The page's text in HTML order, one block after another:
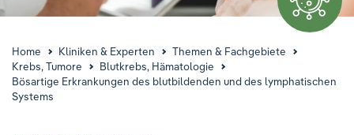
Ausbildung & Studium
Jobs & Karriere
Der Klinikverbund Südwest
Home Kliniken & Experten
Themen & Fachgebiete
Krebs, Tumore
Blutkrebs, Hämatologie
Bösartige Erkrankungen des blutbildenden und des lymphatischen
Systems